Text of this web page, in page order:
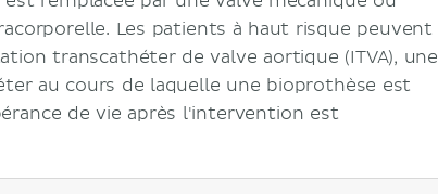
Les patients à haut risque peuvent
transcathéter de valve aortique (ITVA), une
au cours de laquelle une bioprothèse est
de vie après l'intervention est